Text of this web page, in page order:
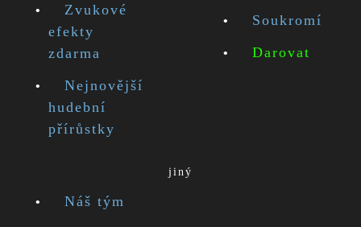
Zvukové
efekty
zdarma
Nejnovější
hudební
přírůstky
Soukromí
Darovat
jiný
Náš tým